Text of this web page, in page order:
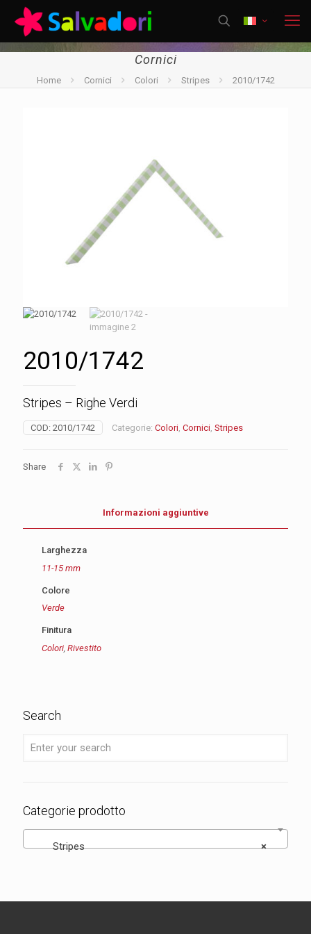
Cornici
Home Cornici Colori Stripes 2010/1742
2010/1742
Stripes – Righe Verdi
COD: 2010/1742 Categorie: Colori Cornici Stripes
Share
Informazioni aggiuntive
Larghezza
11-15 mm
Colore
Verde
Finitura
Colori, Rivestito
Search
Categorie prodotto
×
Stripes